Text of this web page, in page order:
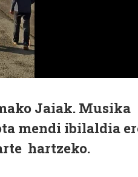
Jaiak. Musika
mendi ibilaldia
hartzeko.